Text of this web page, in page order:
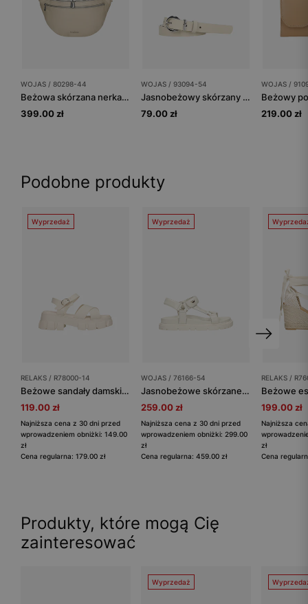
WOJAS / 80298-44
Beżowa skórzana nerka damska
399.00 zł
WOJAS / 93094-54
Jasnobeżowy skórzany pasek damski ze srebrną klamrą
79.00 zł
WOJAS /
219.00 zł
Podobne produkty
Wyprzedaż
RELAKS / R78000-14
Beżowe sandały damskie RELAKS na masywnej podeszwie
119.00 zł
Najniższa cena z 30 dni przed
wprowadzeniem obniżki: 149.00
zł
Cena regularna: 179.00 zł
Wyprzedaż
WOJAS / 76166-54
Jasnobeżowe skórzane sandały damskie ze złotymi elementami
259.00 zł
Najniższa cena z 30 dni przed
wprowadzeniem obniżki: 299.00
zł
Cena regularna: 459.00 zł
RELAKS /
199.00 zł
Najniższa
zł
Cena
Produkty, które mogą Cię
zainteresować
Wyprzedaż